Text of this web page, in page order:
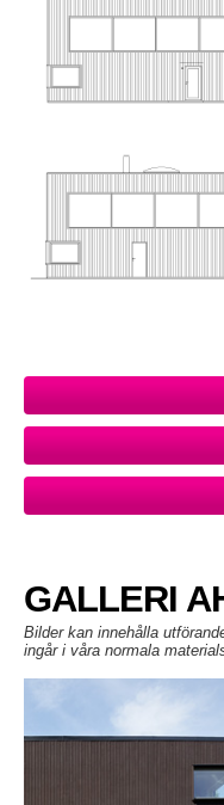
GALLERI
Bilder kan innehålla
ingår i våra normala